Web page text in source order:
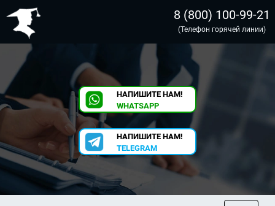
8 (800) 100-99-21
(Телефон горячей линии)
НАПИШИТЕ НАМ!
WHATSAPP
НАПИШИТЕ НАМ!
TELEGRAM